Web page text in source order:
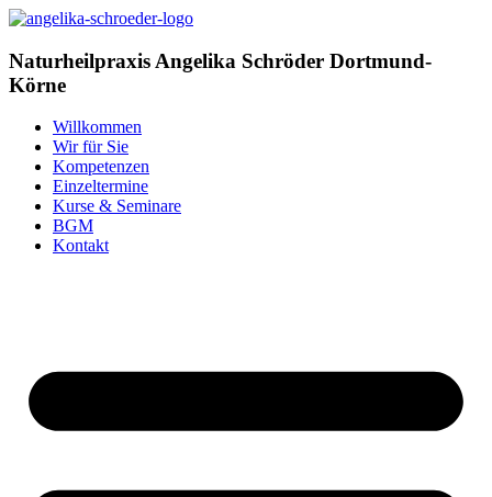
Zum
springen
Naturheilpraxis Angelika Schröder Dortmund-
Körne
Willkommen
Wir für Sie
Kompetenzen
Einzeltermine
Kurse & Seminare
BGM
Kontakt